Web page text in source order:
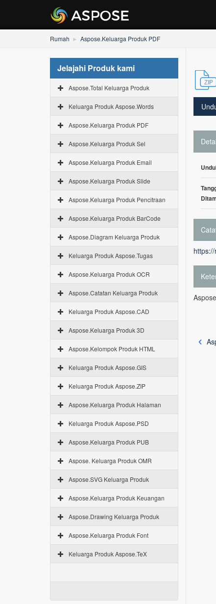
Rumah Aspose.Keluarga Produk PDF
Jelajahi Produk kami
Aspose.Total Keluarga Produk
Keluarga Produk Aspose.Words
Aspose.Keluarga Produk PDF
Aspose.Keluarga Produk Sel
Aspose.Keluarga Produk Email
Aspose.Keluarga Produk Slide
Aspose.Keluarga Produk Pencitraan
Aspose.Keluarga Produk BarCode
Aspose.Diagram Keluarga Produk
Keluarga Produk Aspose.Tugas
Aspose.Keluarga Produk OCR
Aspose.Catatan Keluarga Produk
Keluarga Produk Aspose.CAD
Aspose.Keluarga Produk 3D
Aspose.Kelompok Produk HTML
Keluarga Produk Aspose.GIS
Keluarga Produk Aspose.ZIP
Aspose.Keluarga Produk Halaman
Keluarga Produk Aspose.PSD
Aspose.Keluarga Produk PUB
Aspose. Keluarga Produk OMR
Aspose.SVG Keluarga Produk
Aspose.Keluarga Produk Keuangan
Aspose.Drawing Keluarga Produk
Aspose.Keluarga Produk Font
Keluarga Produk Aspose.TeX